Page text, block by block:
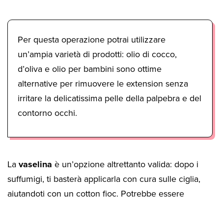
Per questa operazione potrai utilizzare
un’ampia varietà di prodotti: olio di cocco,
d’oliva e olio per bambini sono ottime
alternative per rimuovere le extension senza
irritare la delicatissima pelle della palpebra e del
contorno occhi.
Lavaselina è un’opzione altrettanto valida: dopo i
suffumigi, ti basterà applicarla con cura sulle ciglia,
aiutandoti con un cotton fioc. Potrebbe essere